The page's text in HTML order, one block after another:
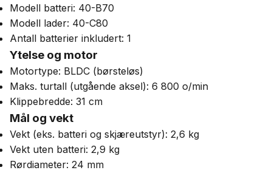
Modell batteri: 40-B70
Modell lader: 40-C80
Antall batterier inkludert: 1
Ytelse og motor
Motortype: BLDC (børsteløs)
Maks. turtall (utgående aksel): 6 800 o/min
Klippebredde: 31 cm
Mål og vekt
Vekt (eks. batteri og skjæreutstyr): 2,6 kg
Vekt uten batteri: 2,9 kg
Rørdiameter: 24 mm